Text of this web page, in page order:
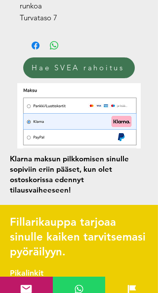
runkoa
Turvataso 7
Hae SVEA rahoitus
Klarna maksun pilkkomisen sinulle
sopiviin eriin pääset, kun olet
ostoskorissa edennyt
tilausvaiheeseen!
Fillarikauppa tarjoaa
sinulle kaiken tarvitsemasi
pyöräilyyn.
Pikalinkit
Yhteystiedot & FAQ